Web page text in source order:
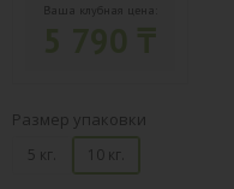
Ваша клубная цена:
Размер упаковки
5 кг. 10 кг.